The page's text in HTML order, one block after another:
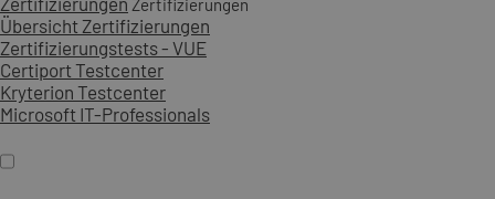
Zertifizierungen
Übersicht Zertifizierungen
Zertifizierungstests - VUE
Certiport Testcenter
Kryterion Testcenter
Microsoft IT-Professionals